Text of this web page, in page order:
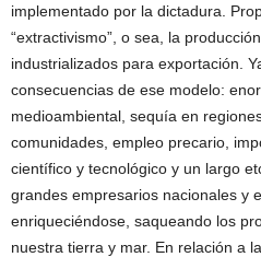
implementado por la dictadura.
“extractivismo”, o sea, la
industrializados para exportación.
consecuencias de ese modelo:
medioambiental, sequía en
comunidades, empleo precario,
científico y tecnológico y un largo
grandes empresarios nacionales y
enriqueciéndose, saqueando los
nuestra tierra y mar. En relación a